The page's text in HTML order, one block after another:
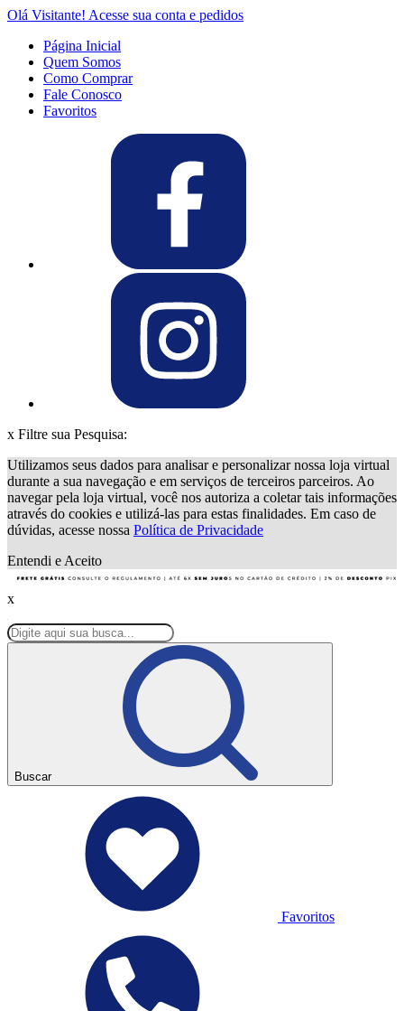
Olá Visitante! Acesse sua conta e pedidos
Página Inicial
Quem Somos
Como Comprar
Fale Conosco
Favoritos
x Filtre sua Pesquisa:
Utilizamos seus dados para analisar e personalizar nossa loja virtual
durante a sua navegação e em serviços de terceiros parceiros. Ao
navegar pela loja virtual, você nos autoriza a coletar tais informações
através do cookies e utilizá-las para estas finalidades. Em caso de
dúvidas, acesse nossa Política de Privacidade
Entendi e Aceito
x
Buscar
Favoritos